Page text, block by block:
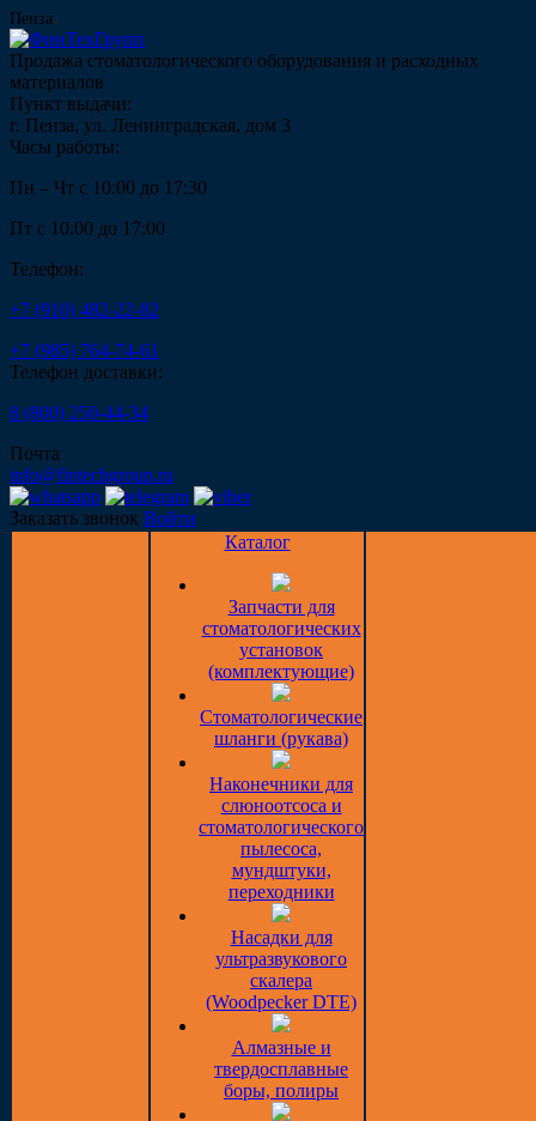
Пенза
Продажа стоматологического оборудования и расходных
материалов
Пункт выдачи:
г. Пенза, ул. Ленинградская, дом 3
Часы работы:
Пн – Чт с 10:00 до 17:30
Пт с 10:00 до 17:00
Телефон:
+7 (910) 482-22-82
+7 (985) 764-74-61
Телефон доставки:
8 (800) 250-44-34
Почта
info@fintechgroup.ru
Заказать звонок Войти
Каталог
Запчасти для
стоматологических
установок
(комплектующие)
Стоматологические
шланги (рукава)
Наконечники для
слюноотсоса и
стоматологического
пылесоса,
мундштуки,
переходники
Насадки для
ультразвукового
скалера
(Woodpecker DTE)
Алмазные и
твердосплавные
боры, полиры